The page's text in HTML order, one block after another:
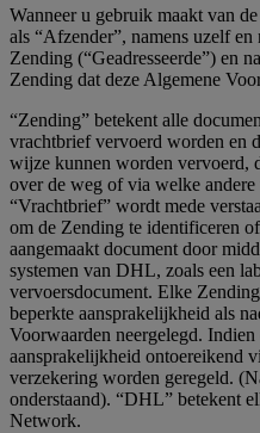
Wanneer u gebruik maakt van
als “Afzender”, namens uzelf en
Zending (“Geadresseerde”) en
Zending dat deze Algemene
“Zending” betekent alle
vrachtbrief vervoerd worden en
wijze kunnen worden vervoerd,
over de weg of via welke
“Vrachtbrief” wordt mede
om de Zending te identificeren
aangemaakt document door
systemen van DHL, zoals een
vervoersdocument. Elke
beperkte aansprakelijkheid als
Voorwaarden neergelegd.
aansprakelijkheid ontoereikend
verzekering worden geregeld.
onderstaand). “DHL” betekent
Network.